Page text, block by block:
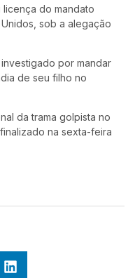
do mandato
sob a alegação
por mandar
de seu filho no
da trama golpista no
na sexta-feira